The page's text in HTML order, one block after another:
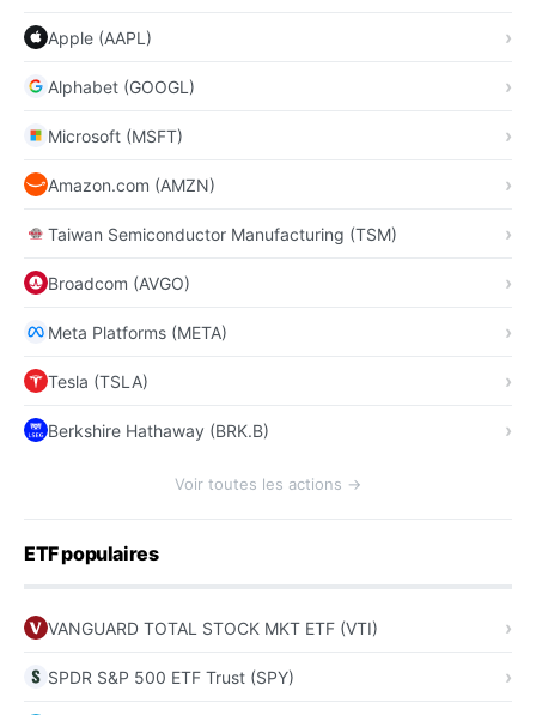
Apple (AAPL)
Alphabet (GOOGL)
Microsoft (MSFT)
Amazon.com (AMZN)
Taiwan Semiconductor Manufacturing (TSM)
Broadcom (AVGO)
Meta Platforms (META)
Tesla (TSLA)
Berkshire Hathaway (BRK.B)
Voir toutes les actions →
ETF populaires
VANGUARD TOTAL STOCK MKT ETF (VTI)
SPDR S&P 500 ETF Trust (SPY)